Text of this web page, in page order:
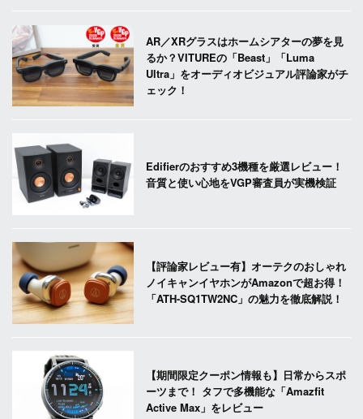
AR／XRグラスはホームシアターの夢を見
るか？VITUREの「Beast」「Luma
Ultra」をオーディオビジュアル評論家がチ
ェック！
Edifierのおすすめ3機種を厳選レビュー！
音質と使い心地をVGP審査員が実機検証
【評論家レビュー有】オーテクのおしゃれ
ノイキャンイヤホンがAmazonで超お得！
「ATH-SQ1TW2NC」の魅力を徹底解説！
【期間限定クーポン情報も】日常からスポ
ーツまで！ タフで多機能な「Amazfit
Active Max」をレビュー